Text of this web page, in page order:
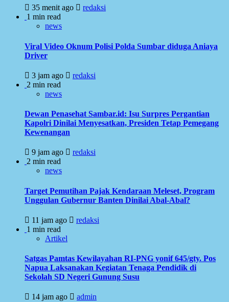
35 menit ago
redaksi
1 min read
news
Viral Video Oknum Polisi Polda Sumbar diduga Aniaya
Driver
3 jam ago
redaksi
2 min read
news
Dewan Penasehat Sambar.id: Isu Surpres Pergantian
Kapolri Dinilai Menyesatkan, Presiden Tetap Pemegang
Kewenangan
9 jam ago
redaksi
2 min read
news
Target Pemutihan Pajak Kendaraan Meleset, Program
Unggulan Gubernur Banten Dinilai Abal-Abal?
11 jam ago
redaksi
1 min read
Artikel
Satgas Pamtas Kewilayahan RI-PNG yonif 645/gty. Pos
Napua Laksanakan Kegiatan Tenaga Pendidik di
Sekolah SD Negeri Gunung Susu
14 jam ago
admin